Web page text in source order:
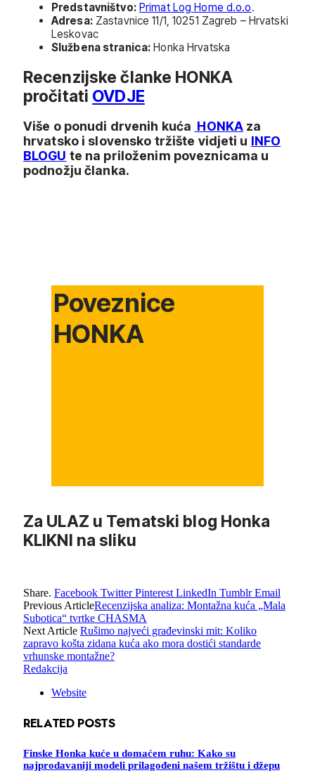
Predstavništvo: Primat Log Home d.o.o.
Adresa:Zastavnice 11/1, 10251 Zagreb – Hrvatski
Leskovac
Službena stranica: Honka Hrvatska
Recenzijske članke HONKA
pročitati OVDJE
Više o ponudi drvenih kuća HONKA za
hrvatsko i slovensko tržište vidjeti u INFO
BLOGU te na priloženim poveznicama u
podnožju članka.
Poveznice
HONKA
Za ULAZ u Tematski blog Honka
KLIKNI na sliku
Share. Facebook Twitter Pinterest LinkedIn Tumblr Email
Previous ArticleRecenzijska analiza: Montažna kuća „Mala
Subotica“ tvrtke CHASMA
Next Article Rušimo najveći građevinski mit: Koliko
zapravo košta zidana kuća ako mora dostići standarde
vrhunske montažne?
Redakcija
Website
RELATED POSTS
Finske Honka kuće u domaćem ruhu: Kako su
najprodavaniji modeli prilagođeni našem tržištu i džepu